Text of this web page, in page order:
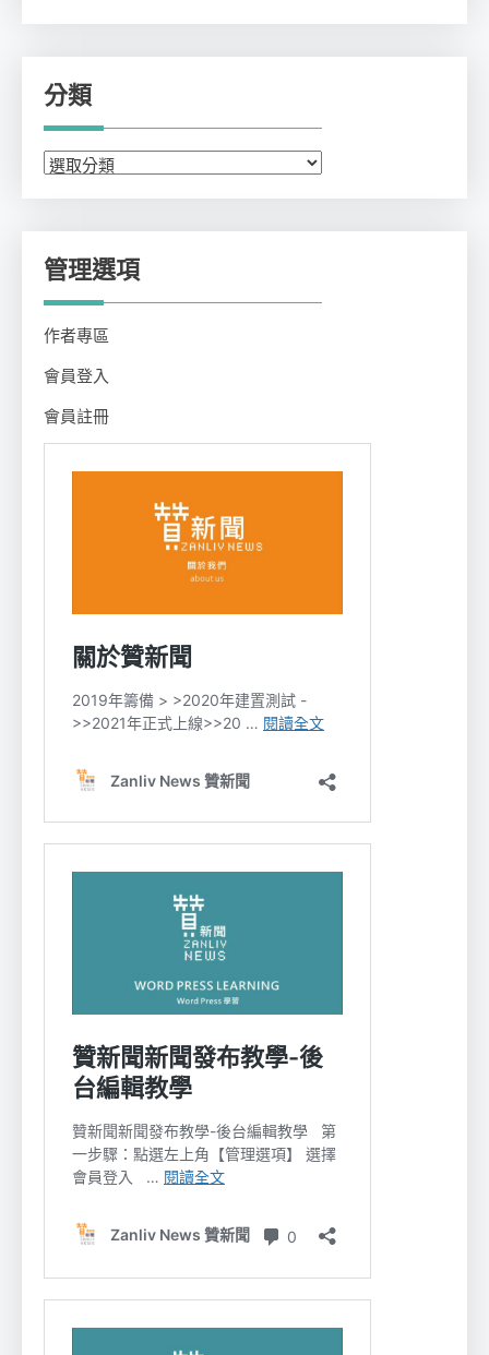
分類
分
管理選項
作者專區
會員登入
會員註冊